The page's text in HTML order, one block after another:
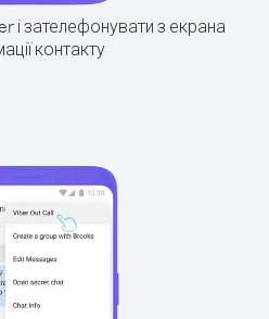
і зателефонувати з екрана
контакту